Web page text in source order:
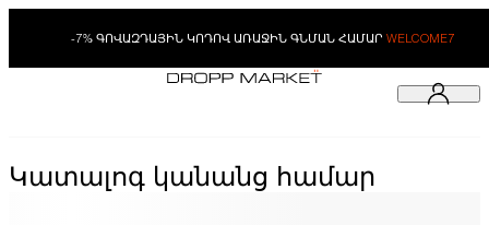
-7% ԳՈՎԱԶԴԱՅԻՆ ԿՈԴՈՎ ԱՌԱՋԻՆ ԳՆՄԱՆ ՀԱՄԱՐ WELCOME7
Կատալոգ կանանց համար